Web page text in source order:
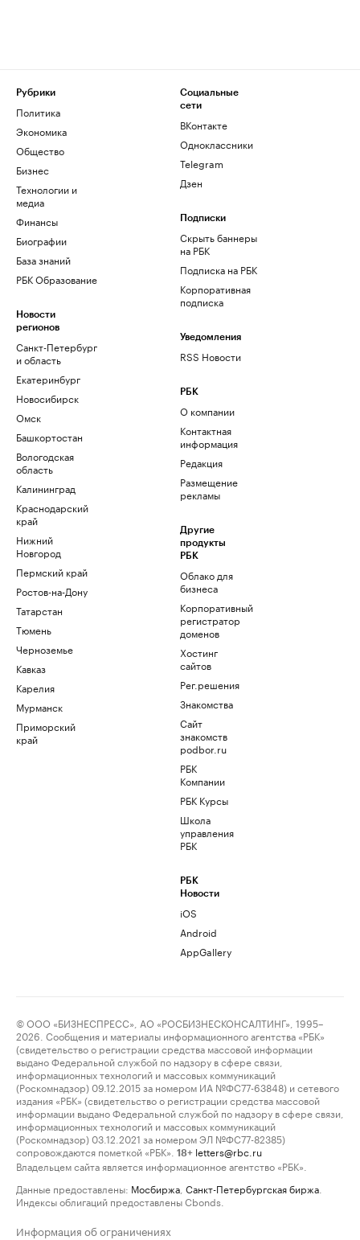
Рубрики
Политика
Экономика
Общество
Бизнес
Технологии и
медиа
Финансы
Биографии
База знаний
РБК Образование
Новости
регионов
Санкт-Петербург
и область
Екатеринбург
Новосибирск
Омск
Башкортостан
Вологодская
область
Калининград
Краснодарский
край
Нижний
Новгород
Пермский край
Ростов-на-Дону
Татарстан
Тюмень
Черноземье
Кавказ
Карелия
Мурманск
Приморский
край
Социальные
сети
ВКонтакте
Одноклассники
Telegram
Дзен
Подписки
Скрыть баннеры
на РБК
Подписка на РБК
Корпоративная
подписка
Уведомления
RSS Новости
РБК
О компании
Контактная
информация
Редакция
Размещение
рекламы
Другие
продукты
РБК
Облако для
бизнеса
Корпоративный
регистратор
доменов
Хостинг
сайтов
Рег.решения
Знакомства
Сайт
знакомств
podbor.ru
РБК
Компании
РБК Курсы
Школа
управления
РБК
РБК
Новости
iOS
Android
AppGallery
© ООО «БИЗНЕСПРЕСС», АО «РОСБИЗНЕСКОНСАЛТИНГ», 1995–
2026. Сообщения и материалы информационного агентства «РБК»
(свидетельство о регистрации средства массовой информации
выдано Федеральной службой по надзору в сфере связи,
информационных технологий и массовых коммуникаций
(Роскомнадзор) 09.12.2015 за номером ИА №ФС77-63848) и сетевого
издания «РБК» (свидетельство о регистрации средства массовой
информации выдано Федеральной службой по надзору в сфере связи,
информационных технологий и массовых коммуникаций
(Роскомнадзор) 03.12.2021 за номером ЭЛ №ФС77-82385)
сопровождаются пометкой «РБК».
18+ letters@rbc.ru
Владельцем сайта является информационное агентство «РБК».
Данные предоставлены: Мосбиржа Санкт-Петербургская биржа
Индексы облигаций предоставлены Cbonds.
Информация об ограничениях